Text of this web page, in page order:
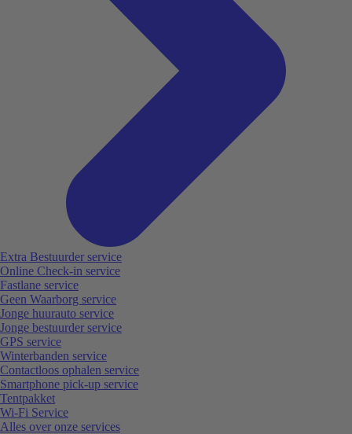
Extra Bestuurder service
Online Check-in service
Fastlane service
Geen Waarborg service
Jonge huurauto service
Jonge bestuurder service
GPS service
Winterbanden service
Contactloos ophalen service
Smartphone pick-up service
Tentpakket
Wi-Fi Service
Alles over onze services